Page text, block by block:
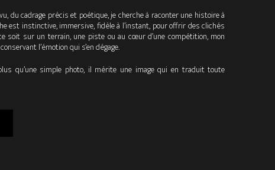
du cadrage précis et poétique, je cherche à raconter une histoire à
est instinctive, immersive, fidèle à l’instant, pour offrir des clichés
soit sur un terrain, une piste ou au cœur d’une compétition, mon
l’émotion qui s’en dégage.
qu’une simple photo, il mérite une image qui en traduit toute